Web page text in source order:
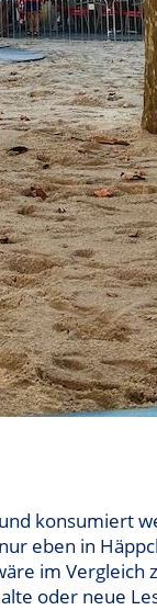
konsumiert
eben in
im Vergleich
oder neue